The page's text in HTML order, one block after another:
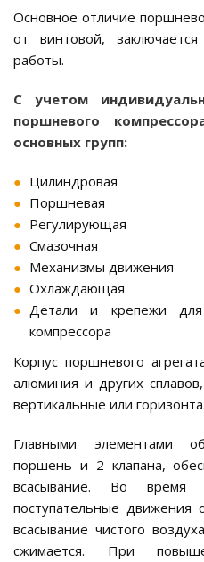
Основное отличие
от винтовой,
работы.
С учетом
поршневого
основных групп:
Цилиндровая
Поршневая
Регулирующая
Смазочная
Механизмы движения
Охлаждающая
Детали и крепежи для
компрессора
Корпус поршневого
алюминия и других
вертикальные или
Главными элементами
поршень и 2 клапана,
всасывание. Во время
поступательные движения
всасывание чистого
сжимается. При